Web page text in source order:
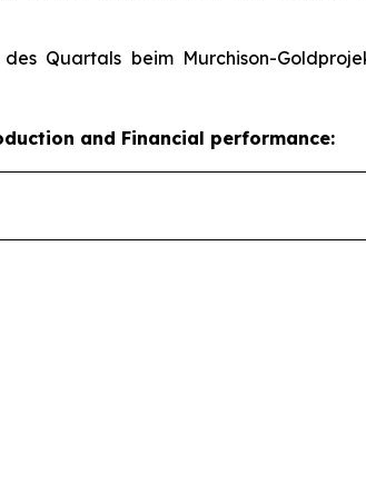
Quartals beim Murchison-
and Financial performance: